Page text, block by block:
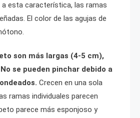
a esta característica, las ramas
El color de las agujas de
son más largas (4-5 cm),
se pueden pinchar debido a
Crecen en una sola
ramas individuales parecen
parece más esponjoso y